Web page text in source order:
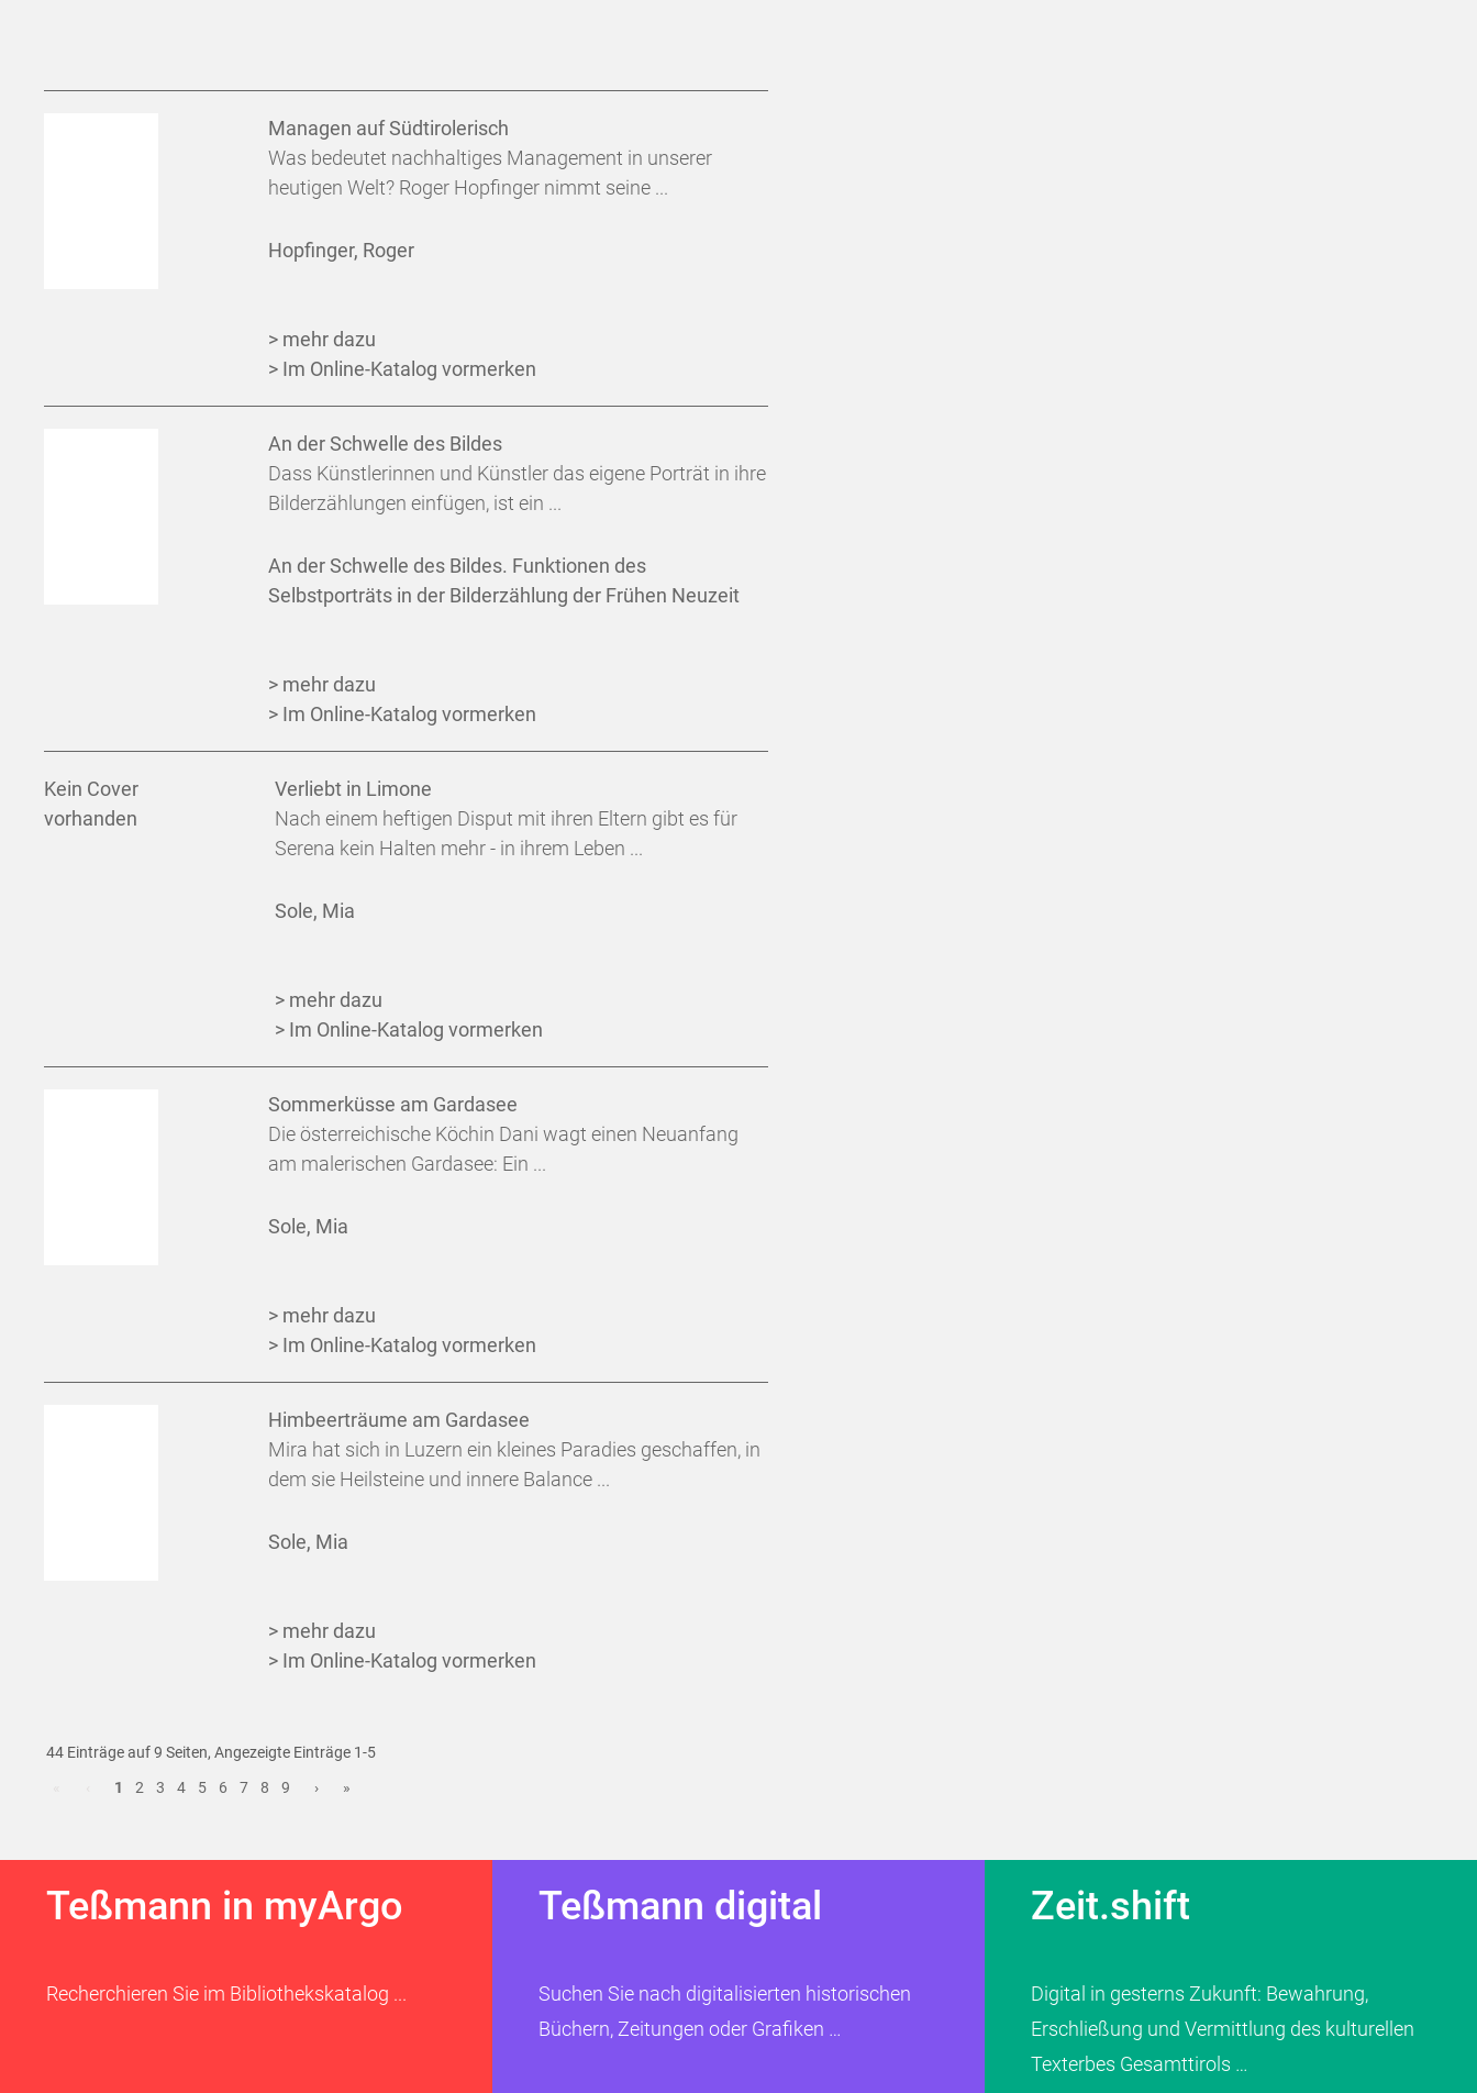
Managen auf Südtirolerisch
Was bedeutet nachhaltiges Management in unserer
heutigen Welt? Roger Hopfinger nimmt seine ...
Hopfinger, Roger
> mehr dazu
> Im Online-Katalog vormerken
An der Schwelle des Bildes
Dass Künstlerinnen und Künstler das eigene Porträt in ihre
Bilderzählungen einfügen, ist ein ...
An der Schwelle des Bildes. Funktionen des
Selbstporträts in der Bilderzählung der Frühen Neuzeit
> mehr dazu
> Im Online-Katalog vormerken
Kein Cover
vorhanden
Verliebt in Limone
Nach einem heftigen Disput mit ihren Eltern gibt es für
Serena kein Halten mehr - in ihrem Leben ...
Sole, Mia
> mehr dazu
> Im Online-Katalog vormerken
Sommerküsse am Gardasee
Die österreichische Köchin Dani wagt einen Neuanfang
am malerischen Gardasee: Ein ...
Sole, Mia
> mehr dazu
> Im Online-Katalog vormerken
Himbeerträume am Gardasee
Mira hat sich in Luzern ein kleines Paradies geschaffen, in
dem sie Heilsteine und innere Balance ...
Sole, Mia
> mehr dazu
> Im Online-Katalog vormerken
44 Einträge auf 9 Seiten, Angezeigte Einträge 1-5
1 2 3 4 5 6 7 8 9 › »
Teßmann in myArgo
Recherchieren Sie im Bibliothekskatalog ...
Teßmann digital
Suchen Sie nach digitalisierten historischen
Büchern, Zeitungen oder Grafiken …
Zeit.shift
Digital in gesterns Zukunft: Bewahrung,
Erschließung und Vermittlung des kulturellen
Texterbes Gesamttirols …